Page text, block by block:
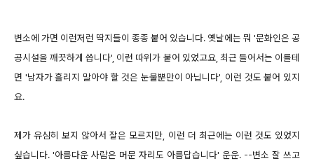
변소에 가면 이런저런 딱지들이 종종 붙어 있습니다. 옛날에는 뭐 '문화인은 공
공시설을 깨끗하게 씁니다', 이런 따위가 붙어 있었고요, 최근 들어서는 이를테
면 '남자가 흘리지 말아야 할 것은 눈물뿐만이 아닙니다', 이런 것도 붙어 있지
요.
제가 유심히 보지 않아서 잘은 모르지만, 이런 더 최근에는 이런 것도 있었지
싶습니다. '아름다운 사람은 머문 자리도 아름답습니다' 운운. --변소 잘 쓰고